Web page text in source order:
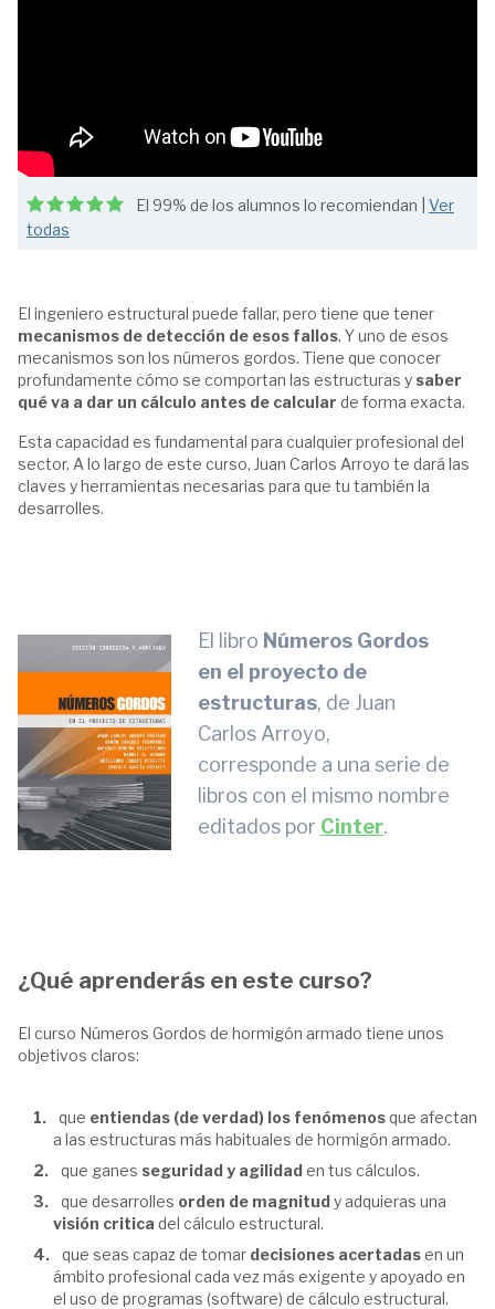
El 99% de los alumnos lo recomiendan | Ver
todas
El ingeniero estructural puede fallar, pero tiene que tener
mecanismos de detección de esos fallos. Y uno de esos
mecanismos son los números gordos. Tiene que conocer
profundamente cómo se comportan las estructuras y saber
qué va a dar un cálculo antes de calcular de forma exacta.
Esta capacidad es fundamental para cualquier profesional del
sector. A lo largo de este curso, Juan Carlos Arroyo te dará las
claves y herramientas necesarias para que tu también la
desarrolles.
El libro Números Gordos
en el proyecto de
estructuras, de Juan
Carlos Arroyo,
corresponde a una serie de
libros con el mismo nombre
editados por Cinter.
¿Qué aprenderás en este curso?
El curso Números Gordos de hormigón armado tiene unos
objetivos claros:
que entiendas (de verdad) los fenómenosque afectan
a las estructuras más habituales de hormigón armado.
que ganes seguridad y agilidaden tus cálculos.
que desarrolles orden de magnitudy adquieras una
visión critica del cálculo estructural.
que seas capaz de tomar decisiones acertadasen un
ámbito profesional cada vez más exigente y apoyado en
el uso de programas (software) de cálculo estructural.